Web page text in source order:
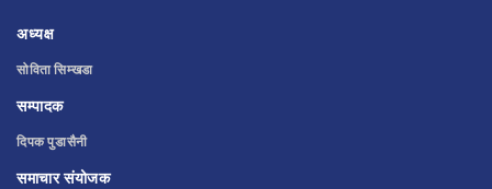
अध्यक्ष
सोविता सिम्खडा
सम्पादक
दिपक पुडासैनी
समाचार संयोजक